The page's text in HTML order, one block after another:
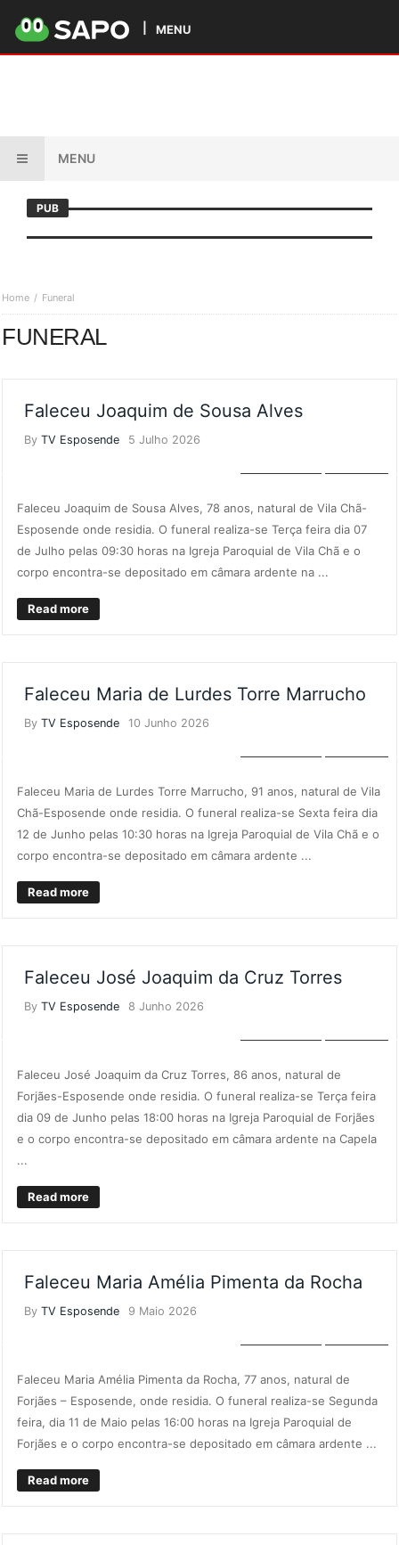
MENU
MENU
PUB
Home Funeral
FUNERAL
Faleceu Joaquim de Sousa Alves
ByTV Esposende 5 Julho 2026
Faleceu Joaquim de Sousa Alves, 78 anos, natural de Vila Chã-
Esposende onde residia. O funeral realiza-se Terça feira dia 07
de Julho pelas 09:30 horas na Igreja Paroquial de Vila Chã e o
corpo encontra-se depositado em câmara ardente na ...
Read more
Faleceu Maria de Lurdes Torre Marrucho
ByTV Esposende 10 Junho 2026
Faleceu Maria de Lurdes Torre Marrucho, 91 anos, natural de Vila
Chã-Esposende onde residia. O funeral realiza-se Sexta feira dia
12 de Junho pelas 10:30 horas na Igreja Paroquial de Vila Chã e o
corpo encontra-se depositado em câmara ardente ...
Read more
Faleceu José Joaquim da Cruz Torres
ByTV Esposende 8 Junho 2026
Faleceu José Joaquim da Cruz Torres, 86 anos, natural de
Forjães-Esposende onde residia. O funeral realiza-se Terça feira
dia 09 de Junho pelas 18:00 horas na Igreja Paroquial de Forjães
e o corpo encontra-se depositado em câmara ardente na Capela
...
Read more
Faleceu Maria Amélia Pimenta da Rocha
ByTV Esposende 9 Maio 2026
Faleceu Maria Amélia Pimenta da Rocha, 77 anos, natural de
Forjães – Esposende, onde residia. O funeral realiza-se Segunda
feira, dia 11 de Maio pelas 16:00 horas na Igreja Paroquial de
Forjães e o corpo encontra-se depositado em câmara ardente ...
Read more